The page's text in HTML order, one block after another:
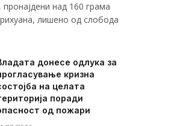
над 160 грама
лишено од слобода
донесе одлука за
кризна
на целата
поради
од пожари